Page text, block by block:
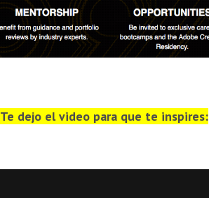
Te dejo el video para que te inspires: